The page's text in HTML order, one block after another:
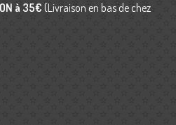
à 35€ (Livraison en bas de chez